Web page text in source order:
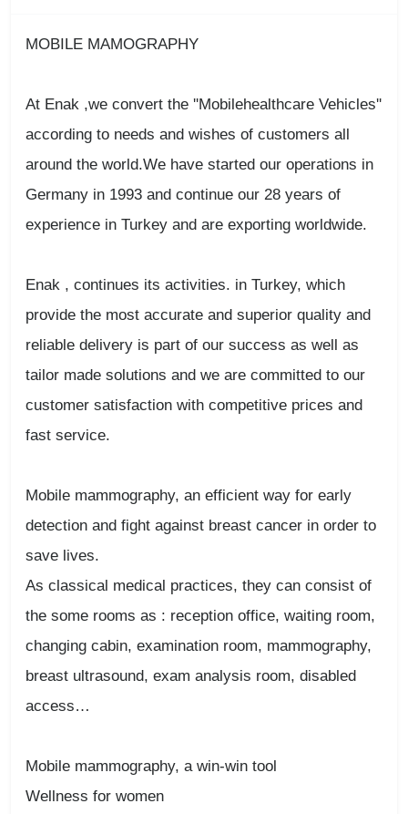
MOBILE MAMOGRAPHY
At Enak ,we convert the ''Mobilehealthcare Vehicles''
according to needs and wishes of customers all
around the world.We have started our operations in
Germany in 1993 and continue our 28 years of
experience in Turkey and are exporting worldwide.
Enak , continues its activities. in Turkey, which
provide the most accurate and superior quality and
reliable delivery is part of our success as well as
tailor made solutions and we are committed to our
customer satisfaction with competitive prices and
fast service.
Mobile mammography, an efficient way for early
detection and fight against breast cancer in order to
save lives.
As classical medical practices, they can consist of
the some rooms as : reception office, waiting room,
changing cabin, examination room, mammography,
breast ultrasound, exam analysis room, disabled
access…
Mobile mammography, a win-win tool
Wellness for women